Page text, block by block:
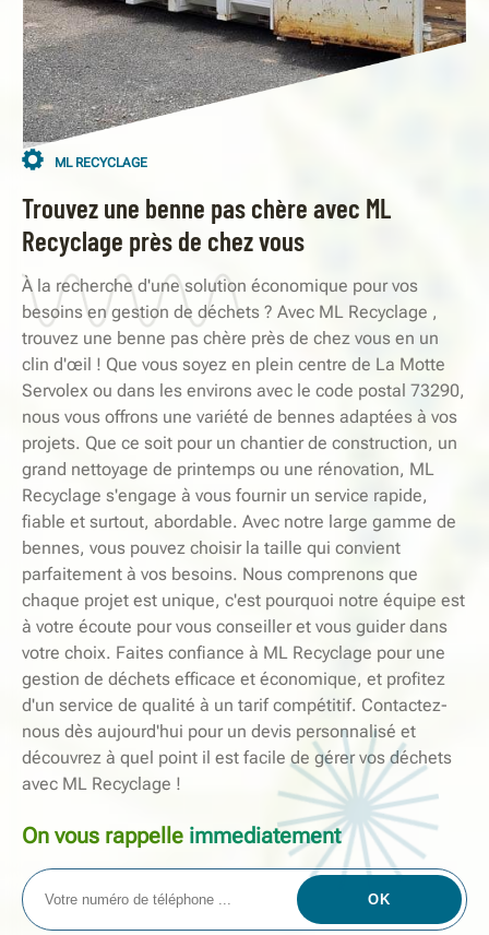
ML RECYCLAGE
Trouvez une benne pas chère avec ML
Recyclage près de chez vous
À la recherche d'une solution économique pour vos
besoins en gestion de déchets ? Avec ML Recyclage ,
trouvez une benne pas chère près de chez vous en un
clin d'œil ! Que vous soyez en plein centre de La Motte
Servolex ou dans les environs avec le code postal 73290,
nous vous offrons une variété de bennes adaptées à vos
projets. Que ce soit pour un chantier de construction, un
grand nettoyage de printemps ou une rénovation, ML
Recyclage s'engage à vous fournir un service rapide,
fiable et surtout, abordable. Avec notre large gamme de
bennes, vous pouvez choisir la taille qui convient
parfaitement à vos besoins. Nous comprenons que
chaque projet est unique, c'est pourquoi notre équipe est
à votre écoute pour vous conseiller et vous guider dans
votre choix. Faites confiance à ML Recyclage pour une
gestion de déchets efficace et économique, et profitez
d'un service de qualité à un tarif compétitif. Contactez-
nous dès aujourd'hui pour un devis personnalisé et
découvrez à quel point il est facile de gérer vos déchets
avec ML Recyclage !
On vous rappelle immediatement